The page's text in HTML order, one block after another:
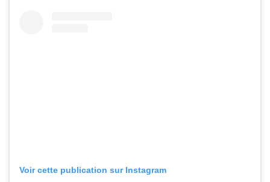
Voir cette publication sur Instagram